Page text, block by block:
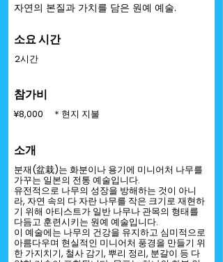
자연의 본질과 가치를 담은 원예 예술.
소요 시간
2시간
참가비
¥8,000 ＊현지 지불
소개
분재(盆栽)는 화분이나 용기에 미니어처 나무를
가꾸는 일본의 전통 예술입니다.
유전적으로 나무의 성장을 방해하는 것이 아니
라, 자연 속의 다 자란 나무를 작은 크기로 재현하
기 위해 아티스트가 일반 나무나 관목의 형태를
다듬고 훈련시키는 원예 예술입니다.
이 예술에는 나무의 건강을 유지하고 심미적으로
아름다우며 현실적인 미니어처 풍경을 만들기 위
한 가지치기, 철사 감기, 뿌리 정리, 분갈이 등 다